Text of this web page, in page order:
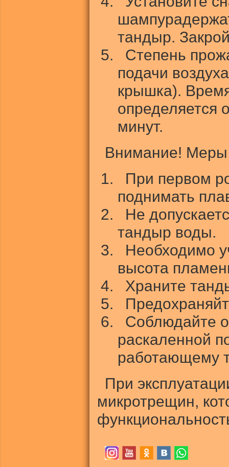
тандыр.
Степень
подачи
крышка).
определяется
минут.
Внимание! Меры
При первом
поднимать
Не
тандыр воды.
Необходимо
высота
Храните
Соблюдайте
раскаленной
работающему
При
микротрещин,